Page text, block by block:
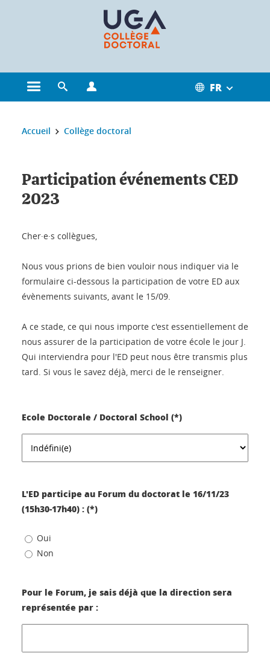
Ouvrir le menu principal
Ouvrir le moteur de recherche FR
Vous êtes ici :
Accueil Collège doctoral
Participation événements CED
2023
Cher·e·s collègues,
Nous vous prions de bien vouloir nous indiquer via le
formulaire ci-dessous la participation de votre ED aux
évènements suivants, avant le 15/09.
A ce stade, ce qui nous importe c'est essentiellement de
nous assurer de la participation de votre école le jour J.
Qui interviendra pour l'ED peut nous être transmis plus
tard. Si vous le savez déjà, merci de le renseigner.
Ecole Doctorale / Doctoral School (*)
L'ED participe au Forum du doctorat le 16/11/23
(15h30-17h40) : (*)
Oui
Non
Pour le Forum, je sais déjà que la direction sera
représentée par :